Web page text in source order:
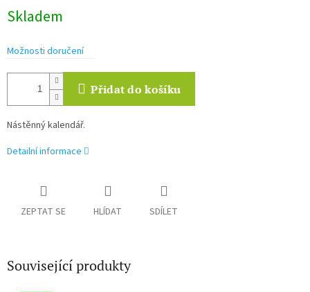
cena:
Skladem
Možnosti doručení
Přidat do košíku
Nástěnný kalendář.
Detailní informace
ZEPTAT SE HLÍDAT SDÍLET
Související produkty